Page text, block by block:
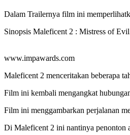
Dalam Trailernya film ini
Sinopsis Maleficent 2 : Mistress of
www.impawards.com
Maleficent 2 menceritakan beberapa
Film ini kembali mengangkat
Film ini menggambarkan perjalanan
Di Maleficent 2 ini nantinya penonton